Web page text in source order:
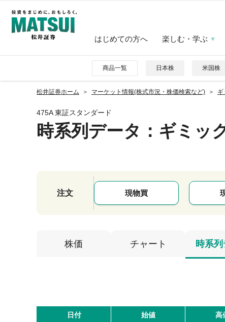
はじめての方へ 楽しむ・学ぶ
商品一覧 日本株 米国株
松井証券ホーム マーケット情報(株式市況・株価検索など)
475A 東証スタンダード
時系列データ ：ギミッ
注文 現物買
株価 チャート 時系列
日付 始値 高